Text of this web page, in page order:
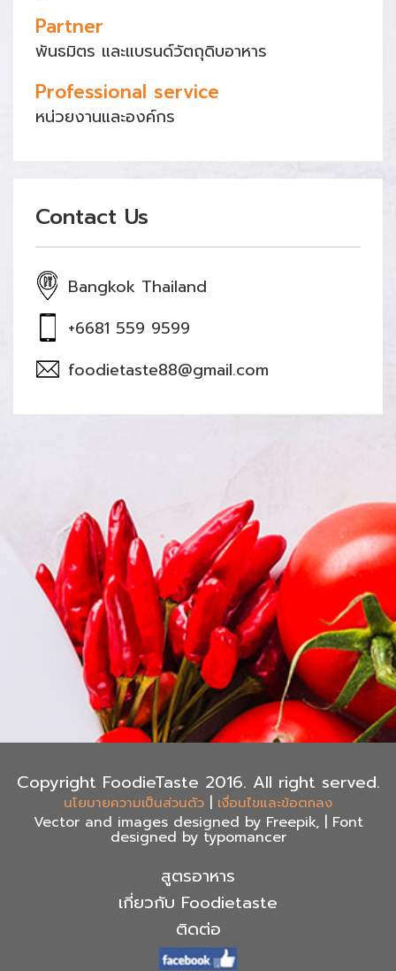
Partner
พันธมิตร และแบรนด์วัตถุดิบอาหาร
Professional service
หน่วยงานและองค์กร
Contact Us
Bangkok Thailand
+6681 559 9599
foodietaste88@gmail.com
Copyright FoodieTaste 2016. All right served.
นโยบายความเป็นส่วนตัว เงื่อนไขและข้อตกลง
Vector and images designed by Freepik, | Font
designed by typomancer
สูตรอาหาร
เกี่ยวกับ Foodietaste
ติดต่อ